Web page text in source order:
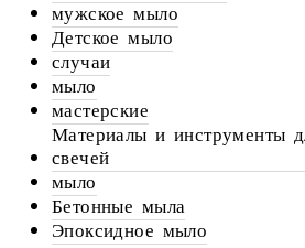
мужское мыло
Детское мыло
случаи
мыло
мастерские
Материалы и инструменты
свечей
мыло
Бетонные мыла
Эпоксидное мыло